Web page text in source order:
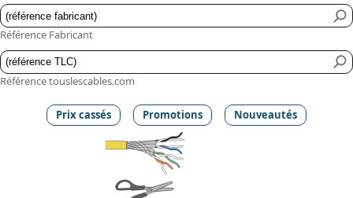
Référence Fabricant
Référence touslescables.com
Prix cassés Promotions Nouveautés